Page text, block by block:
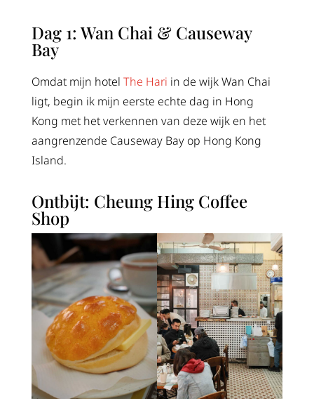
Dag 1: Wan Chai & Causeway
Bay
Omdat mijn hotel The Hari in de wijk Wan Chai
ligt, begin ik mijn eerste echte dag in Hong
Kong met het verkennen van deze wijk en het
aangrenzende Causeway Bay op Hong Kong
Island.
Ontbijt: Cheung Hing Coffee
Shop